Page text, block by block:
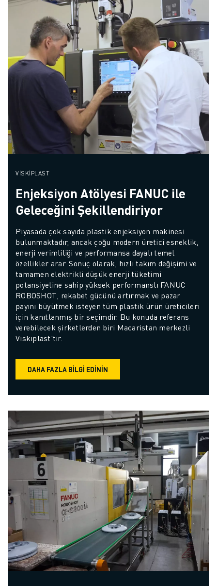
VISKIPLAST
Enjeksiyon Atölyesi FANUC ile
Geleceğini Şekillendiriyor
Piyasada çok sayıda plastik enjeksiyon makinesi
bulunmaktadır, ancak çoğu modern üretici esneklik,
enerji verimliliği ve performansa dayalı temel
özellikler arar. Sonuç olarak, hızlı takım değişimi ve
tamamen elektrikli düşük enerji tüketimi
potansiyeline sahip yüksek performanslı FANUC
ROBOSHOT, rekabet gücünü artırmak ve pazar
payını büyütmek isteyen tüm plastik ürün üreticileri
için kanıtlanmış bir seçimdir. Bu konuda referans
verebilecek şirketlerden biri Macaristan merkezli
Viskiplast'tır.
DAHA FAZLA BILGI EDININ